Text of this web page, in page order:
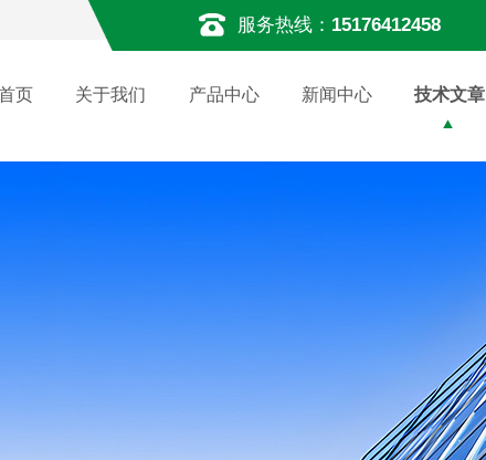
服务热线： 15176412458
页 关于我们 产品中心 新闻中心 技术文章